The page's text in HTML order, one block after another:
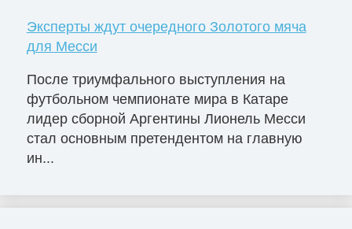
Эксперты ждут очередного Золотого мяча
для Месси
После триумфального выступления на
футбольном чемпионате мира в Катаре
лидер сборной Аргентины Лионель Месси
стал основным претендентом на главную
ин...